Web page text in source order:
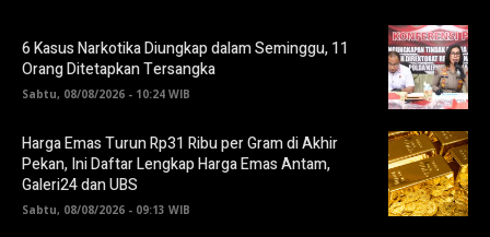
6 Kasus Narkotika Diungkap dalam Seminggu, 11
Orang Ditetapkan Tersangka
Sabtu, 08/08/2026 - 10:24 WIB
Harga Emas Turun Rp31 Ribu per Gram di Akhir
Pekan, Ini Daftar Lengkap Harga Emas Antam,
Galeri24 dan UBS
Sabtu, 08/08/2026 - 09:13 WIB